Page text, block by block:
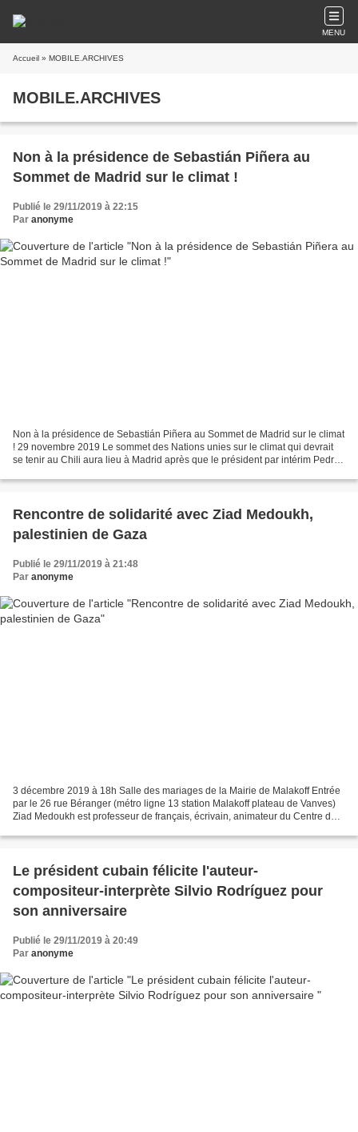
MENU
Accueil » MOBILE.ARCHIVES
MOBILE.ARCHIVES
Non à la présidence de Sebastián Piñera au
Sommet de Madrid sur le climat !
Publié le 29/11/2019 à 22:15
Par anonyme
Non à la présidence de Sebastián Piñera au Sommet de Madrid sur le climat
! 29 novembre 2019 Le sommet des Nations unies sur le climat qui devrait
se tenir au Chili aura lieu à Madrid après que le président par intérim Pedro
Rencontre de solidarité avec Ziad Medoukh,
palestinien de Gaza
Publié le 29/11/2019 à 21:48
Par anonyme
3 décembre 2019 à 18h Salle des mariages de la Mairie de Malakoff Entrée
par le 26 rue Béranger (métro ligne 13 station Malakoff plateau de Vanves)
Ziad Medoukh est professeur de français, écrivain, animateur du Centre de
Le président cubain félicite l'auteur-
compositeur-interprète Silvio Rodríguez pour
son anniversaire
Publié le 29/11/2019 à 20:49
Par anonyme